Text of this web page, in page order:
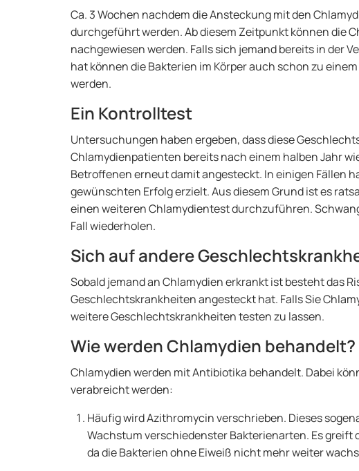
Ca. 3 Wochen nachdem die Ansteckung mit den
durchgeführt werden. Ab diesem Zeitpunkt können die
nachgewiesen werden. Falls sich jemand bereits in der
hat können die Bakterien im Körper auch schon zu
werden.
Ein Kontrolltest
Untersuchungen haben ergeben, dass diese
Chlamydienpatienten bereits nach einem halben Jahr
Betroffenen erneut damit angesteckt. In einigen Fällen
gewünschten Erfolg erzielt. Aus diesem Grund ist es
einen weiteren Chlamydientest durchzuführen.
Fall wiederholen.
Sich auf andere
Sobald jemand an Chlamydien erkrankt ist besteht das
Geschlechtskrankheiten angesteckt hat. Falls Sie
weitere Geschlechtskrankheiten testen zu lassen.
Wie werden Chlamydien behandelt?
Chlamydien werden mit Antibiotika behandelt. Dabei
verabreicht werden:
Häufig wird Azithromycin verschrieben. Dieses
Wachstum verschiedenster Bakterienarten. Es greift
da die Bakterien ohne Eiweiß nicht mehr weiter